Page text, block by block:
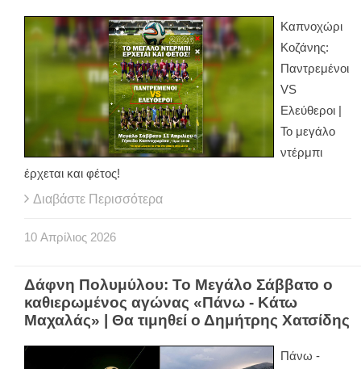
Καπνοχώρι
Κοζάνης:
Παντρεμένοι
VS
Ελεύθεροι |
Το μεγάλο
ντέρμπι
έρχεται και φέτος!
Διαβάστε Περισσότερα
10 Απρίλιος 2026
Δάφνη Πολυμύλου: Το Μεγάλο Σάββατο ο
καθιερωμένος αγώνας «Πάνω - Κάτω
Μαχαλάς» | Θα τιμηθεί ο Δημήτρης Χατσίδης
Πάνω -